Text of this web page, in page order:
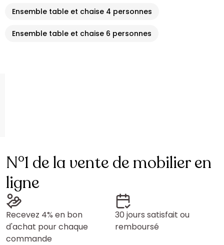
Ensemble table et chaise 4 personnes
Ensemble table et chaise 6 personnes
N°1 de la vente de mobilier en
ligne
Recevez 4% en bon
d'achat pour chaque
commande
30 jours satisfait ou
remboursé